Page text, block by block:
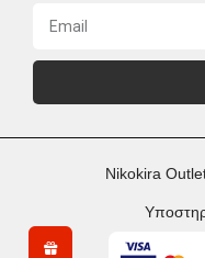
Nikokira